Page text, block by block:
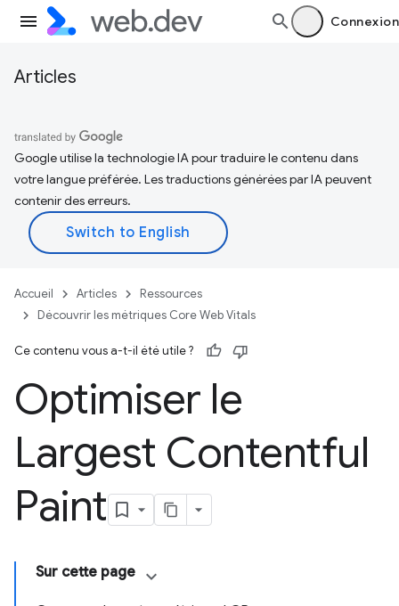
Connexion
Articles
Google utilise la technologie IA pour traduire le contenu dans
votre langue préférée. Les traductions générées par IA peuvent
contenir des erreurs.
Accueil Articles
Ressources
Découvrir les métriques Core Web Vitals
Ce contenu vous a-t-il été utile ?
Optimiser le
Largest Contentful
Paint
Sur cette page